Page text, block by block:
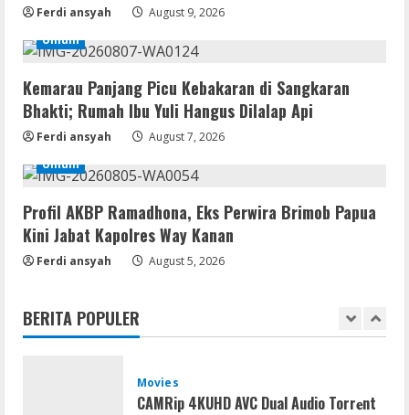
Ferdi ansyah
August 9, 2026
Umum
Kemarau Panjang Picu Kebakaran di Sangkaran
Bhakti; Rumah Ibu Yuli Hangus Dilalap Api
Ferdi ansyah
August 7, 2026
Umum
Profil AKBP Ramadhona, Eks Perwira Brimob Papua
Kini Jabat Kapolres Way Kanan
Ferdi ansyah August 5, 2026
BERITA POPULER
4
Coop
Collection Compressed Repack 2026
August 9, 2026
5
Resettools
[Final] (x64) Final FileCR
1
Coop
The Sinking City 2 Cracked Update
Movies
CAMRip 4KUHD AVC Dual Audio Torr𝐞nt